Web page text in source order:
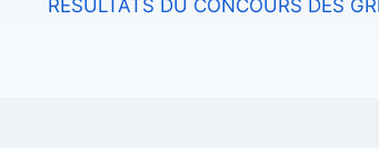
RESULTATS DU CONCOURS DES